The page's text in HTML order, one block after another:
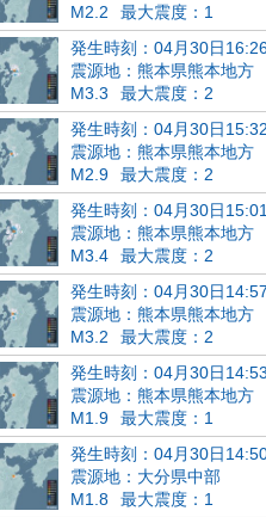
M2.2
最大震度：1
発生時刻：04月30日
震源地：熊本県熊本地方
M3.3
最大震度：2
発生時刻：04月30日
震源地：熊本県熊本地方
M2.9
最大震度：2
発生時刻：04月30日
震源地：熊本県熊本地方
M3.4
最大震度：2
発生時刻：04月30日
震源地：熊本県熊本地方
M3.2
最大震度：2
発生時刻：04月30日
震源地：熊本県熊本地方
M1.9
最大震度：1
発生時刻：04月30日
震源地：大分県中部
M1.8
最大震度：1